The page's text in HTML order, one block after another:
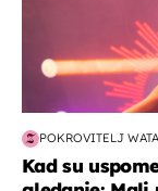
POKROVITELJ WATA
Kad su